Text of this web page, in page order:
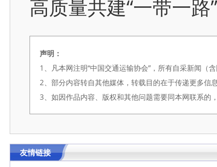
高质量共建“一带一
声明：
1、凡本网注明“中国交通运输协会”，所有自采新闻（
2、部分内容转自其他媒体，转载目的在于传递更多信
3、如因作品内容、版权和其他问题需要同本网联系
友情链接